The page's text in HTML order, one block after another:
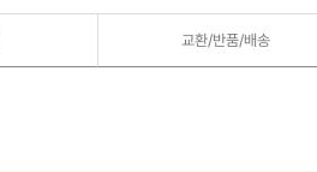
교환/반품/배송